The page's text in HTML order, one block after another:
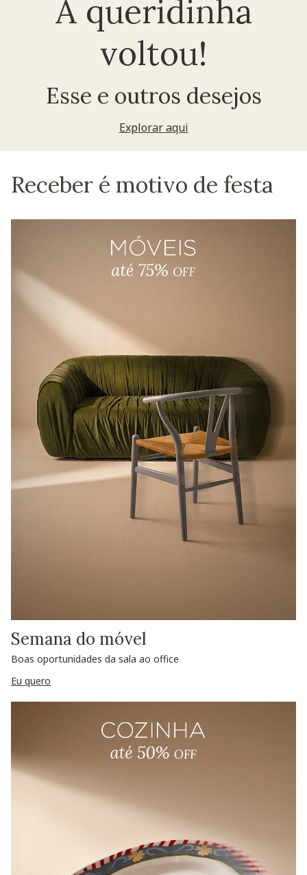
A queridinha
voltou!
Esse e outros desejos
Explorar aqui
Receber é motivo de festa
Semana do móvel
Boas oportunidades da sala ao office
Eu quero